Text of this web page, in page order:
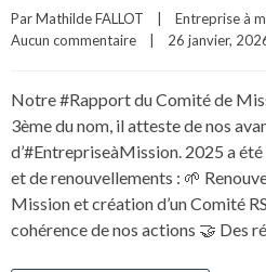
Par Mathilde FALLOT Entreprise à
Aucun commentaire
26 janvier,
Notre #Rapport du Comité de
3ème du nom, il atteste de nos
d’#EntrepriseàMission. 2025 a
et de renouvellements : 🌱
Mission et création d’un Comité
cohérence de nos actions 🤝 Des